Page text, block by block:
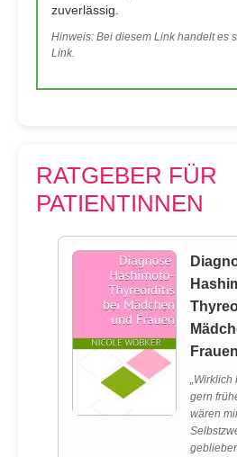
zuverlässig.
Hinweis: Bei diesem Link handelt es
Link.
RATGEBER FÜR
PATIENTINNEN
gern
wären